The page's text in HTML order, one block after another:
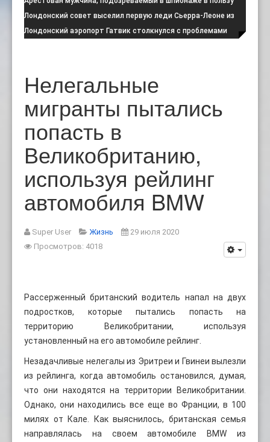
Ирана на британской военной:
Лондонский совет выселил первую леди Сьерра-Леоне из
социального жилья:
Лондонский аэропорт Гатвик столкнулся с проблемами
Нелегальные
мигранты пытались
попасть в
Великобританию,
используя рейлинг
автомобиля BMW
Super User Жизнь
29 июля 2020
Просмотров: 4018
Рассерженный британский водитель напал на двух
подростков, которые пытались попасть на
территорию Великобритании, используя
установленный на его автомобиле рейлинг.
Незадачливые нелегалы из Эритреи и Гвинеи вылезли
из рейлинга, когда автомобиль остановился, думая,
что они находятся на территории Великобритании.
Однако, они находились все еще во Франции, в 100
милях от Кале. Как выяснилось, британская семья
направлялась на своем автомобиле BMW из